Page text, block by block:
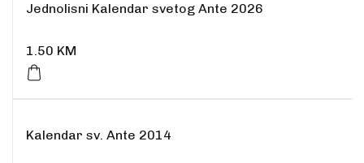
Jednolisni Kalendar svetog Ante 2026
1.50 KM
Kalendar sv. Ante 2014